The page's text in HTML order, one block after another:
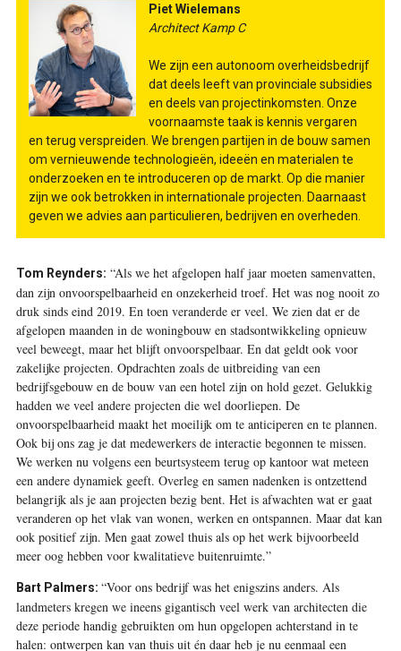
Piet Wielemans
Architect Kamp C
We zijn een autonoom overheidsbedrijf
dat deels leeft van provinciale subsidies
en deels van projectinkomsten. Onze
voornaamste taak is kennis vergaren
en terug verspreiden. We brengen partijen in de bouw samen
om vernieuwende technologieën, ideeën en materialen te
onderzoeken en te introduceren op de markt. Op die manier
zijn we ook betrokken in internationale projecten. Daarnaast
geven we advies aan particulieren, bedrijven en overheden.
Tom Reynders: “Als we het afgelopen half jaar moeten samenvatten,
dan zijn onvoorspelbaarheid en onzekerheid troef. Het was nog nooit zo
druk sinds eind 2019. En toen veranderde er veel. We zien dat er de
afgelopen maanden in de woningbouw en stadsontwikkeling opnieuw
veel beweegt, maar het blijft onvoorspelbaar. En dat geldt ook voor
zakelijke projecten. Opdrachten zoals de uitbreiding van een
bedrijfsgebouw en de bouw van een hotel zijn on hold gezet. Gelukkig
hadden we veel andere projecten die wel doorliepen. De
onvoorspelbaarheid maakt het moeilijk om te anticiperen en te plannen.
Ook bij ons zag je dat medewerkers de interactie begonnen te missen.
We werken nu volgens een beurtsysteem terug op kantoor wat meteen
een andere dynamiek geeft. Overleg en samen nadenken is ontzettend
belangrijk als je aan projecten bezig bent. Het is afwachten wat er gaat
veranderen op het vlak van wonen, werken en ontspannen. Maar dat kan
ook positief zijn. Men gaat zowel thuis als op het werk bijvoorbeeld
meer oog hebben voor kwalitatieve buitenruimte.”
Bart Palmers: “Voor ons bedrijf was het enigszins anders. Als
landmeters kregen we ineens gigantisch veel werk van architecten die
deze periode handig gebruikten om hun opgelopen achterstand in te
halen: ontwerpen kan van thuis uit én daar heb je nu eenmaal een